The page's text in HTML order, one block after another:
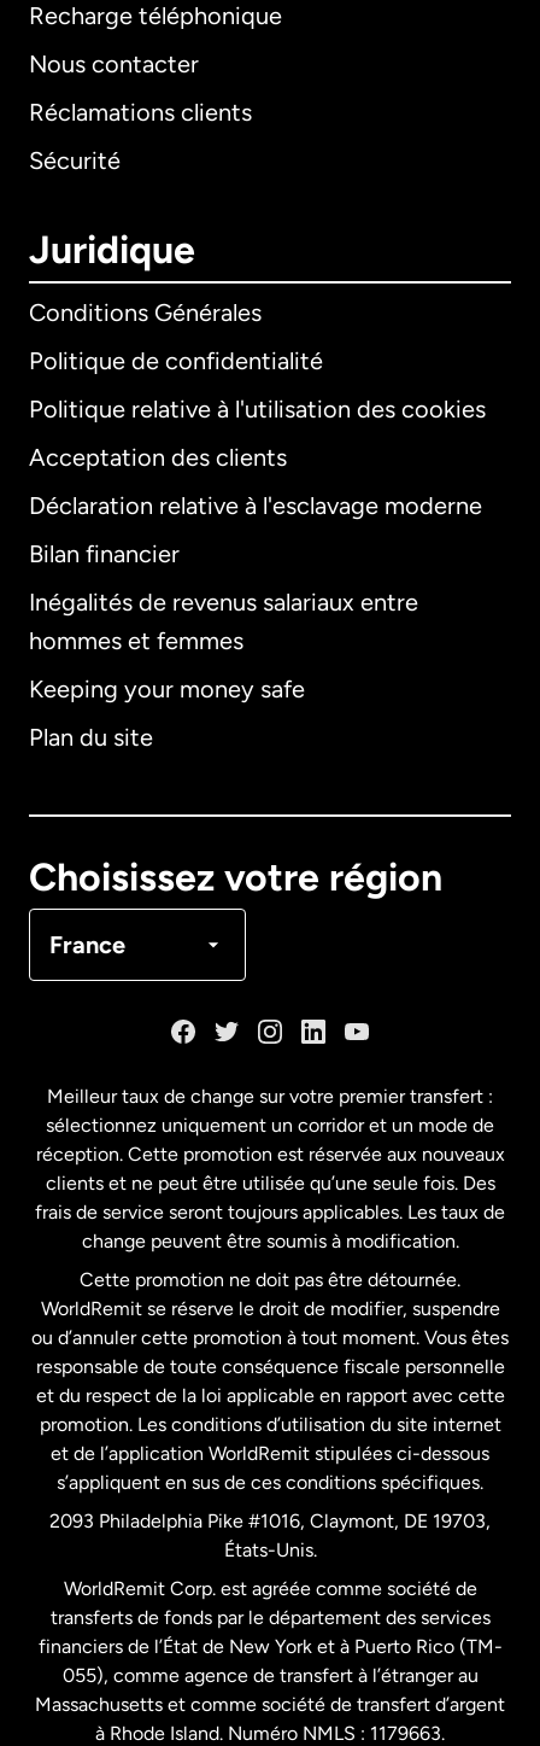
Recharge téléphonique
Nous contacter
Réclamations clients
Sécurité
Juridique
Conditions Générales
Politique de confidentialité
Politique relative à l'utilisation des cookies
Acceptation des clients
Déclaration relative à l'esclavage moderne
Bilan financier
Inégalités de revenus salariaux entre
hommes et femmes
Keeping your money safe
Plan du site
Choisissez votre région
France
International
Allemagne
Français
États-Unis English
États-Unis Español
France
Malaisie
Nouvelle-Zélande
Pays-Bas
Royaume-Uni
Suède
Meilleur taux de change sur votre premier transfert :
sélectionnez uniquement un corridor et un mode de
réception. Cette promotion est réservée aux nouveaux
clients et ne peut être utilisée qu’une seule fois. Des
frais de service seront toujours applicables. Les taux de
change peuvent être soumis à modification.
Cette promotion ne doit pas être détournée.
WorldRemit se réserve le droit de modifier, suspendre
ou d’annuler cette promotion à tout moment. Vous êtes
responsable de toute conséquence fiscale personnelle
et du respect de la loi applicable en rapport avec cette
promotion. Les conditions d’utilisation du site internet
et de l’application WorldRemit stipulées ci-dessous
s’appliquent en sus de ces conditions spécifiques.
2093 Philadelphia Pike #1016, Claymont, DE 19703,
États-Unis.
WorldRemit Corp. est agréée comme société de
transferts de fonds par le département des services
financiers de l’État de New York et à Puerto Rico (TM-
055), comme agence de transfert à l’étranger au
Massachusetts et comme société de transfert d’argent
à Rhode Island. Numéro NMLS : 1179663.